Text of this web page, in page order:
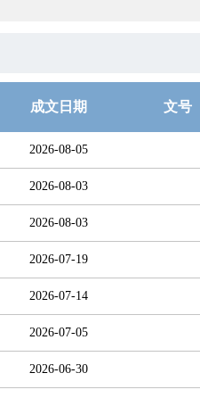
成文日期 文号
2026-08-05
2026-08-03
2026-08-03
2026-07-19
2026-07-14
2026-07-05
2026-06-30